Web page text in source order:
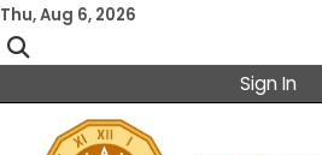
Skip
to
content
Thu, Aug 6, 2026
Sign In